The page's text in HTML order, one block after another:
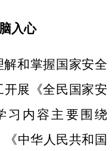
入心
和掌握国家安全
展《全民国家安
习内容主要围绕
《中华人民共和国